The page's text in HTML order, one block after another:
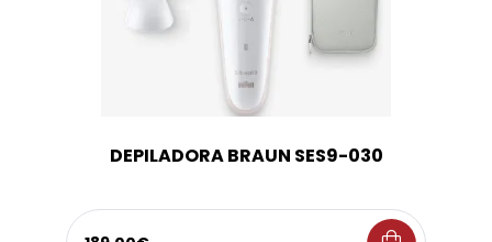
DEPILADORA BRAUN SES9-030